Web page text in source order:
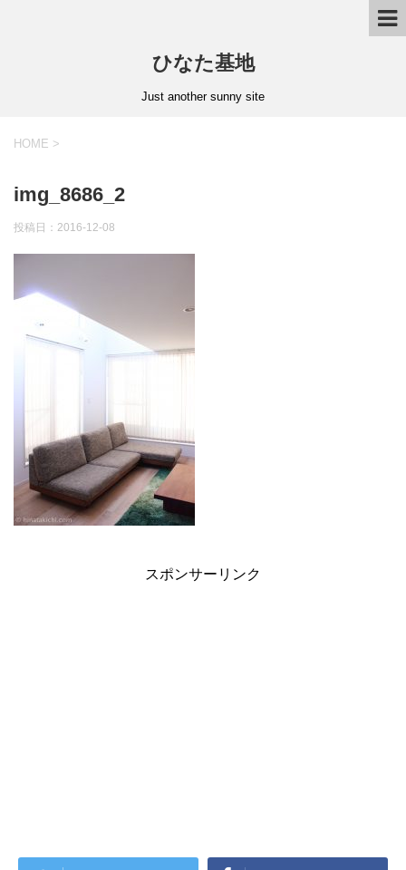
ひなた基地
Just another sunny site
HOME >
img_8686_2
投稿日：2016-12-08
スポンサーリンク